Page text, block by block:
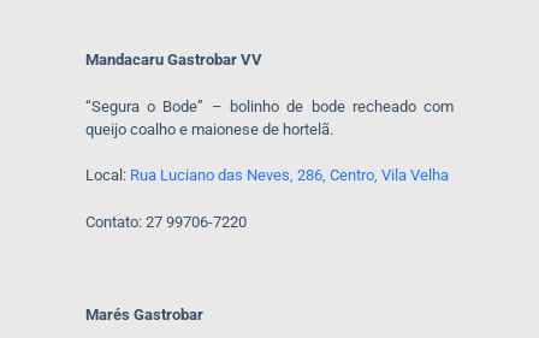
Mandacaru Gastrobar VV
“Segura o Bode” – bolinho de bode recheado com
queijo coalho e maionese de hortelã.
Local: Rua Luciano das Neves, 286, Centro, Vila Velha
Contato: 27 99706-7220
Marés Gastrobar